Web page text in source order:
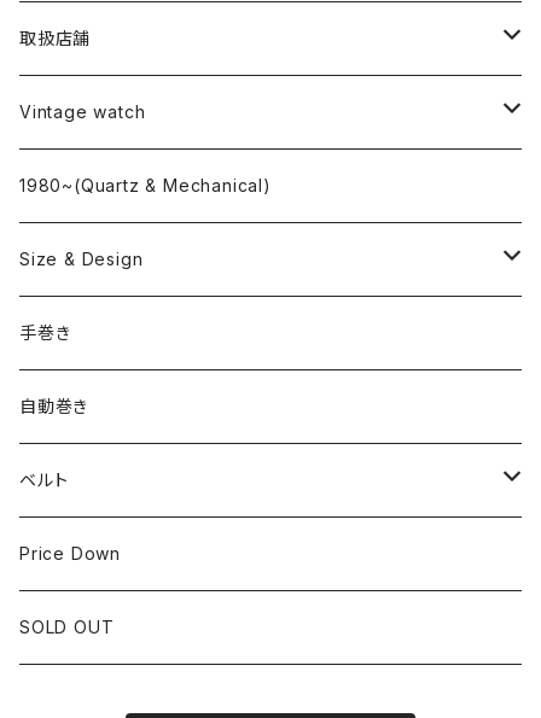
取扱店舗
L o'clock
"delve"
Vintage watch
海外ブランド
OMEGA
ROLEX
国産ブランド
SEIKO
CITIZEN
1980~(Quartz & Mechanical)
Size & Design
~24.9mm
25mm~29.9mm
30mm~34.9mm
35mm~39.9mm
40mm~
手巻き
自動巻き
ベルト
HIRSCHベルト
SSブレスレット
Price Down
SOLD OUT